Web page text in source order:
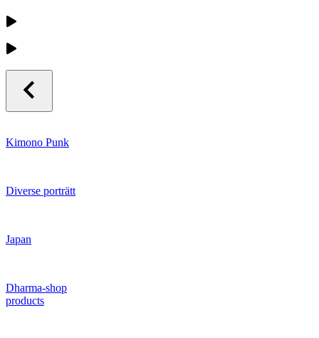
Kimono Punk
Diverse porträtt
Japan
Dharma-shop
products